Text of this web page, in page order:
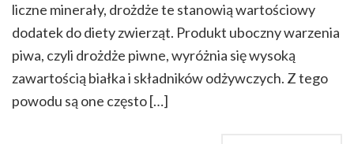
liczne minerały, drożdże te stanowią wartościowy
dodatek do diety zwierząt. Produkt uboczny warzenia
piwa, czyli drożdże piwne, wyróżnia się wysoką
zawartością białka i składników odżywczych. Z tego
powodu są one często […]